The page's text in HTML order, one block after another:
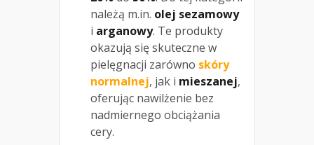
należą m.in. olej sezamowy
i arganowy. Te produkty
okazują się skuteczne w
pielęgnacji zarówno skóry
normalnej, jak i mieszanej,
oferując nawilżenie bez
nadmiernego obciążania
cery.